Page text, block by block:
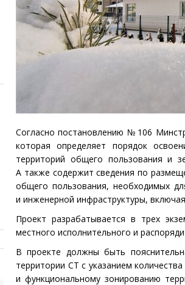
Согласно постановлению № 106
которая определяет порядок
территорий общего пользования и
А также содержит сведения по
общего пользования, необходимых
и инженерной инфраструктуры,
Проект разрабатывается в трех
местного исполнительного и
В проекте должны быть
территории СТ с указанием
и функциональному зонированию